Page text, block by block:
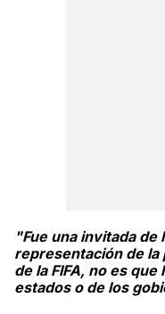
"Fue una invitada de
representación de la
de la FIFA, no es
estados o de los